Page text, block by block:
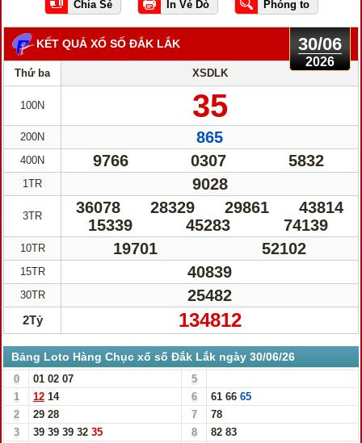
KẾT QUẢ XỔ SỐ ĐẮK LẮK 30/06
2026
Thứ ba XSDLK
100N 35
200N 865
400N 9766 0307 5832
1TR 9028
3TR 36078 28329 29861
43814
15339
45283 74139
10TR 19701 52102
15TR 40839
30TR 25482
2Tỷ 134812
Bảng Loto Hàng Chục xổ số Đắk Lắk ngày 30/06/26
0 01 02 07
5
1
12 14 6 61 66 65
2
29 28 7
78
3
39 39 39 32 35 8 82 83